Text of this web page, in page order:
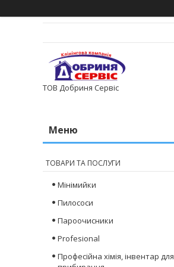
ТОВ Добриня Сервіс
ТОВАРИ ТА ПОСЛУГИ
Мінімийки
Пилососи
Пароочисники
Profesional
Професійна хімія, інвентар для